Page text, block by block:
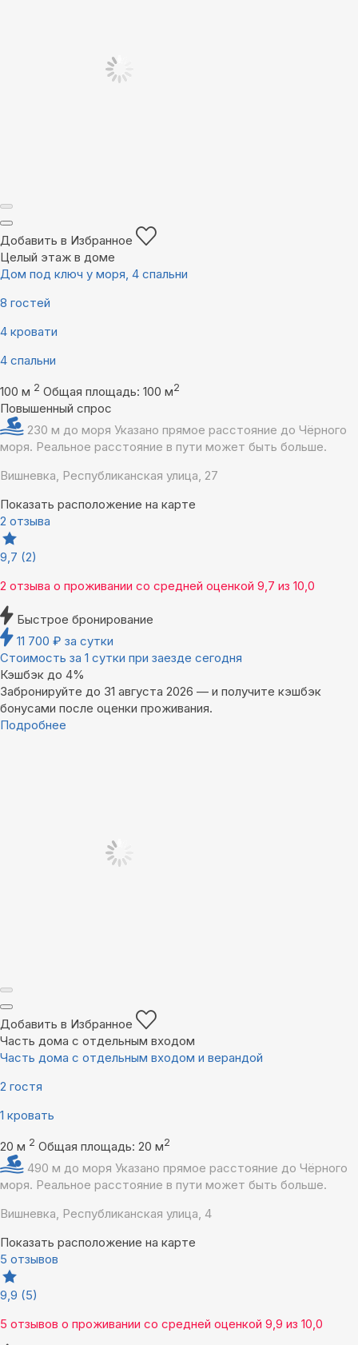
Добавить в Избранное
Целый этаж в доме
Дом под ключ у моря, 4 спальни
8 гостей
4 кровати
4 спальни
100 м 2 Общая площадь: 100 м2
Повышенный спрос
230 м до моря Указано прямое расстояние до Чёрного
моря. Реальное расстояние в пути может быть больше.
Вишневка, Республиканская улица, 27
Показать расположение на карте
2 отзыва
9,7 (2)
2 отзыва о проживании со средней оценкой 9,7 из 10,0
Быстрое бронирование
11 700 ₽ за сутки
Стоимость за 1 сутки при заезде сегодня
Кэшбэк до 4%
Забронируйте до 31 августа 2026 — и получите кэшбэк
бонусами после оценки проживания.
Подробнее
Добавить в Избранное
Часть дома с отдельным входом
Часть дома с отдельным входом и верандой
2 гостя
1 кровать
20 м 2 Общая площадь: 20 м2
490 м до моря Указано прямое расстояние до Чёрного
моря. Реальное расстояние в пути может быть больше.
Вишневка, Республиканская улица, 4
Показать расположение на карте
5 отзывов
9,9 (5)
5 отзывов о проживании со средней оценкой 9,9 из 10,0